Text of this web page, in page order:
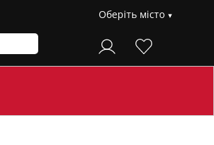
Оберіть місто